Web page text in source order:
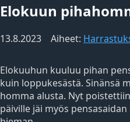
Elokuun
13.8.2023 Aiheet:
Elokuuhun kuuluu pihan
kuin loppukesästä. Sinänsä
homma alusta. Nyt
päiville jäi myös